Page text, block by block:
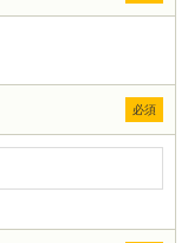
必須